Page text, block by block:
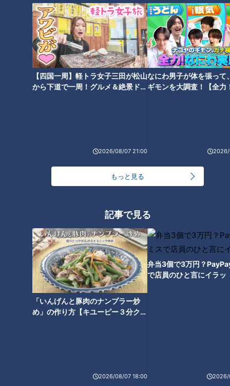
【四国一周】軽トラ女子三田が松山
から下道で一周！グルメ＆絶景ドラ
2026/08/07 21:00
なにわ男子が体を張って
ギモンを大調査！【全力
2026/
もっと見る
記事で見る
「いんげんと豚肉のナンプラー炒
め」の作り方【キユーピー３分クッ
2026/08/07 18:00
弁当3個で3万円？
で店員のひと言にイラッ
2026/
ることはすごく高いレベルだと感じる」
密着2日目：朝からランニングでトレーニングを開始してお
り、2人とも走れる状態までは回復していることがわかる。上
林選手に、具合を聞いてみると。
上林選手「ジョグぐらいだったら何も気にせずに走れたりする
は持っていますけど、本当に無理はしないように。ぶり返すの
が一番良くないので、慎重にやっています」
右太もも裏の肉離れで調整中の岡林選手は、同じく離脱中のミ
キャッチボールするなどトレーニングを行っていた。サノー選
手は岡林選手の印象についてこう語る。
サノー選手「冗談を言い合ったりして、岡林といると本当にリ
ラックスできる。素晴らしい性格の人です」
鍵になっているかもしれない。